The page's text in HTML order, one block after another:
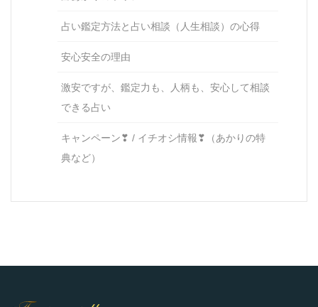
占い鑑定方法と占い相談（人生相談）の心得
安心安全の理由
激安ですが、鑑定力も、人柄も、安心して相談
できる占い
キャンペーン❣ / イチオシ情報❣（あかりの特
典など）